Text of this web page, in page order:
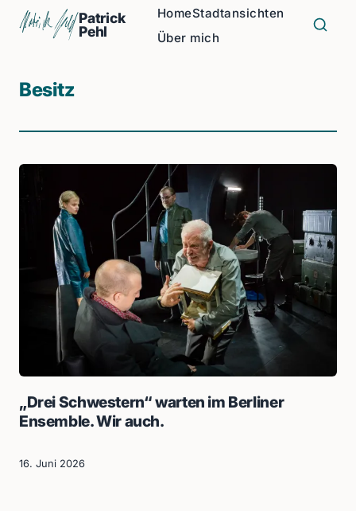
Patrick
Pehl
HomeStadtansichten
Über mich
Besitz
„Drei Schwestern“ warten im Berliner
Ensemble. Wir auch.
16. Juni 2026